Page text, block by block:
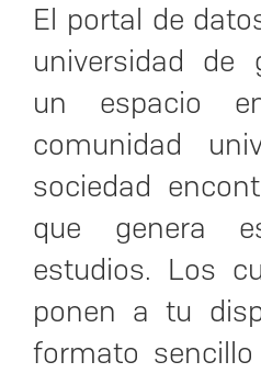
El portal de
universidad de
un espacio
comunidad
sociedad
que genera
estudios. Los
ponen a tu
formato